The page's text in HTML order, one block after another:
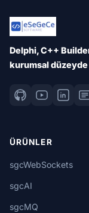
Delphi, C++
kurumsal
ÜRÜNLER
sgcWebSockets
sgcAI
sgcMQ